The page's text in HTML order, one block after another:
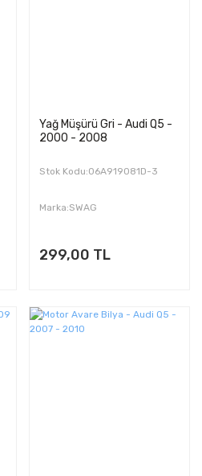
Yağ Müşürü Gri - Audi Q5 -
2000 - 2008
Stok Kodu:06A919081D-3
Marka:SWAG
299,00 TL